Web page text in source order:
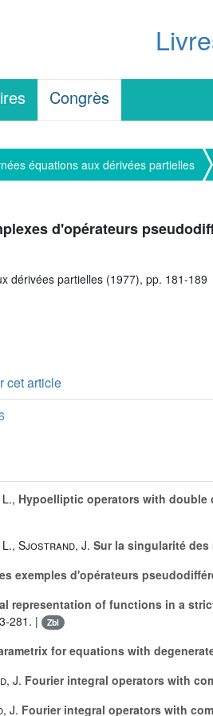
Congrès
équations aux dérivées partielles
d'opérateurs
dérivées partielles (1977), pp. 181-189
cet article
, Hypoelliptic operators with
, Sjostrand, J. Sur la singularité des
exemples d'opérateurs
representation of functions in a
281. |
Zbl
for equations with
J. Fourier integral operators with
J. Fourier integral operators with